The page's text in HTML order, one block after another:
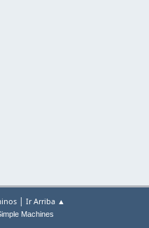
| Ir Arriba ▲
Machines